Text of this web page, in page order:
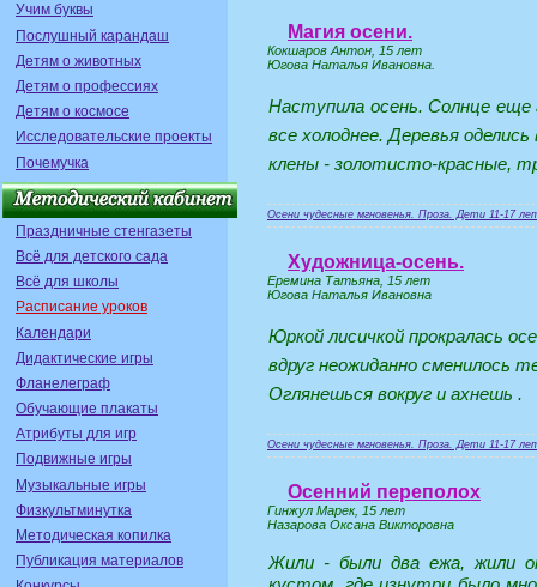
Учим буквы
Послушный карандаш
Детям о животных
Детям о профессиях
Детям о космосе
Исследовательские проекты
Почемучка
Праздничные стенгазеты
Всё для детского сада
Всё для школы
Расписание уроков
Календари
Дидактические игры
Фланелеграф
Обучающие плакаты
Атрибуты для игр
Подвижные игры
Музыкальные игры
Физкультминутка
Методическая копилка
Публикация материалов
Магия осени.
Кокшаров Антон, 15 лет
Югова Наталья Ивановна.
Наступила осень. Солнце
все холоднее. Деревья
клены - золотисто-красные,
Осени чудесные мгновенья. Проза. Дети 11-17
Художница-осень.
Еремина Татьяна, 15 лет
Югова Наталья Ивановна
Юркой лисичкой прокралась
вдруг неожиданно сменилось
Оглянешься вокруг и ахнешь .
Осени чудесные мгновенья. Проза. Дети 11-17
Осенний переполох
Гинжул Марек, 15 лет
Назарова Оксана Викторовна
Жили - были два ежа, жили